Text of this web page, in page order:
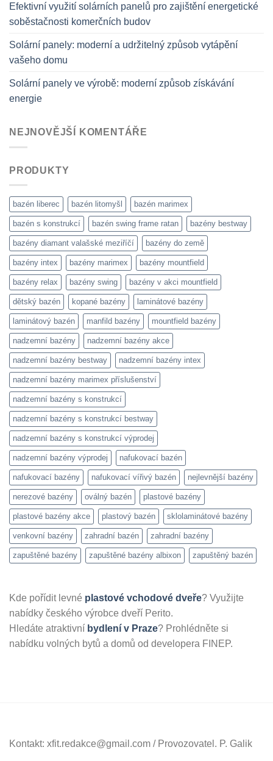
Efektivní využití solárních panelů pro zajištění energetické
soběstačnosti komerčních budov
Solární panely: moderní a udržitelný způsob vytápění
vašeho domu
Solární panely ve výrobě: moderní způsob získávání
energie
NEJNOVĚJŠÍ KOMENTÁŘE
PRODUKTY
bazén liberec bazén litomyšl bazén marimex
bazén s konstrukcí bazén swing frame ratan bazény bestway
bazény diamant valašské meziříčí bazény do země
bazény intex bazény marimex bazény mountfield
bazény relax bazény swing bazény v akci mountfield
dětský bazén kopané bazény laminátové bazény
laminátový bazén manfild bazény mountfield bazény
nadzemní bazény nadzemní bazény akce
nadzemní bazény bestway nadzemní bazény intex
nadzemní bazény marimex příslušenství
nadzemní bazény s konstrukcí
nadzemní bazény s konstrukcí bestway
nadzemní bazény s konstrukcí výprodej
nadzemní bazény výprodej nafukovací bazén
nafukovací bazény nafukovací vířivý bazén nejlevnější bazény
nerezové bazény oválný bazén plastové bazény
plastové bazény akce plastový bazén sklolaminátové bazény
venkovní bazény zahradní bazén zahradní bazény
zapuštěné bazény zapuštěné bazény albixon zapuštěný bazén
Kde pořídit levné plastové vchodové dveře? Využijte
nabídky českého výrobce dveří Perito.
Hledáte atraktivní bydlení v Praze? Prohlédněte si
nabídku volných bytů a domů od developera FINEP.
Kontakt: xfit.redakce@gmail.com / Provozovatel. P. Galik